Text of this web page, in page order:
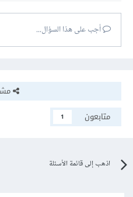
أجب على هذا السؤال...
متابعون
1
اذهب إلى قائمة الأسئلة